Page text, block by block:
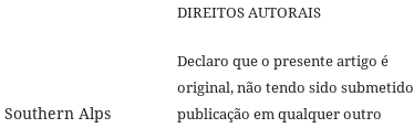
Southern Alps
DIREITOS AUTORAIS
Declaro que o presente artigo é
original, não tendo sido
publicação em qualquer outro